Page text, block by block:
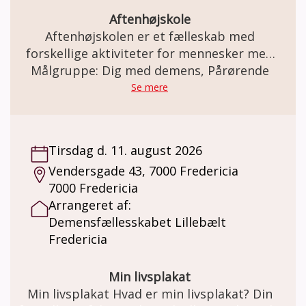
materiale til eget forbrug. Der kan købes
kaffe og the for kr. 20,-. Minimum 4 og max 8
deltagere.
Aftenhøjskole
Aftenhøjskolen er et fælleskab med
forskellige aktiviteter for mennesker med
demens sammen med familie og venner.
Målgruppe: Dig med demens, Pårørende
Se mere
Tirsdag d. 11. august 2026
Vendersgade 43, 7000 Fredericia
7000 Fredericia
Arrangeret af:
Demensfællesskabet Lillebælt
Fredericia
Min livsplakat
Min livsplakat Hvad er min livsplakat? Din